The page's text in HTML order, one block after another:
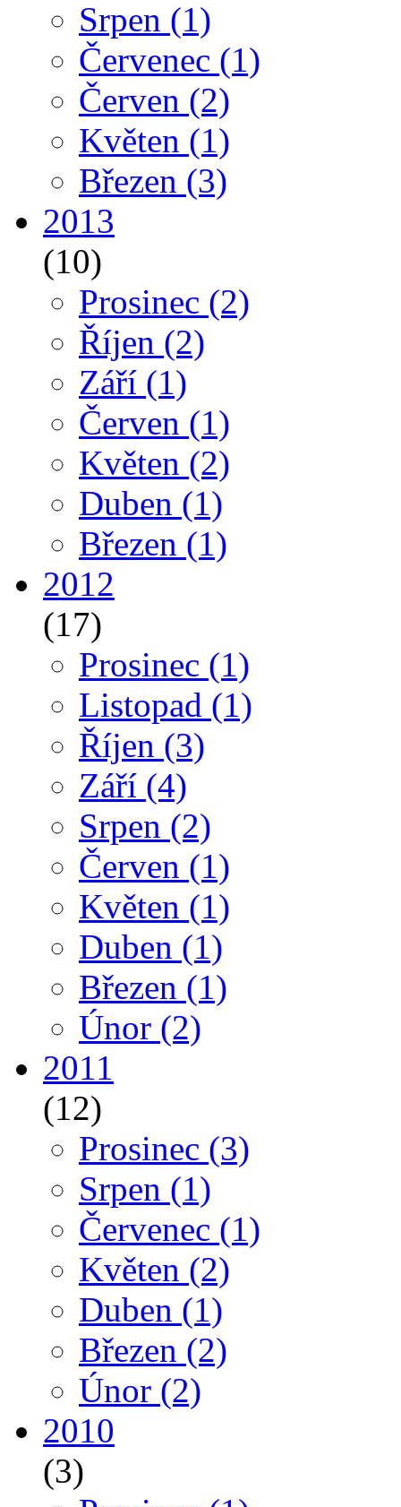
Srpen (1)
Červenec (1)
Červen (2)
Květen (1)
Březen (3)
2013
(10)
Prosinec (2)
Říjen (2)
Září (1)
Červen (1)
Květen (2)
Duben (1)
Březen (1)
2012
(17)
Prosinec (1)
Listopad (1)
Říjen (3)
Září (4)
Srpen (2)
Červen (1)
Květen (1)
Duben (1)
Březen (1)
Únor (2)
2011
(12)
Prosinec (3)
Srpen (1)
Červenec (1)
Květen (2)
Duben (1)
Březen (2)
Únor (2)
2010
(3)